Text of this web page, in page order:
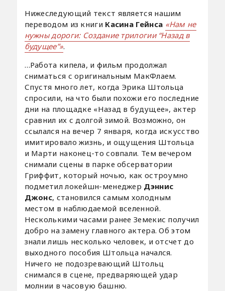
Нижеследующий текст является нашим
переводом из книги Касина Гейнса «Нам не
нужны дороги: Создание трилогии “Назад в
будущее”».
…Работа кипела, и фильм продолжал
сниматься с оригинальным МакФлаем.
Спустя много лет, когда Эрика Штольца
спросили, на что были похожи его последние
дни на площадке «Назад в будущее», актер
сравнил их с долгой зимой. Возможно, он
ссылался на вечер 7 января, когда искусство
имитировало жизнь, и ощущения Штольца
и Марти наконец-то совпали. Тем вечером
снимали сцены в парке обсерватории
Гриффит, который ночью, как остроумно
подметил локейшн-менеджер Дэннис
Джонс, становился самым холодным
местом в наблюдаемой вселенной.
Несколькими часами ранее Земекис получил
добро на замену главного актера. Об этом
знали лишь несколько человек, и отсчет до
выходного пособия Штольца начался.
Ничего не подозревающий Штольц
снимался в сцене, предваряющей удар
молнии в часовую башню.